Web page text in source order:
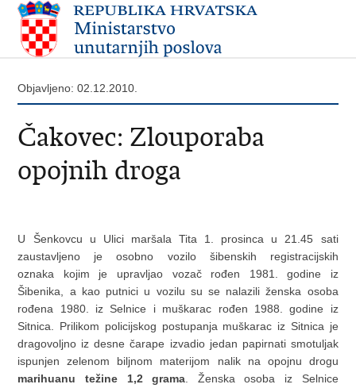
Objavljeno: 02.12.2010.
Čakovec: Zlouporaba
opojnih droga
U Šenkovcu u Ulici maršala Tita 1. prosinca u 21.45 sati
zaustavljeno je osobno vozilo šibenskih registracijskih
oznaka kojim je upravljao vozač rođen 1981. godine iz
Šibenika, a kao putnici u vozilu su se nalazili ženska osoba
rođena 1980. iz Selnice i muškarac rođen 1988. godine iz
Sitnica. Prilikom policijskog postupanja muškarac iz Sitnica je
dragovoljno iz desne čarape izvadio jedan papirnati smotuljak
ispunjen zelenom biljnom materijom nalik na opojnu drogu
marihuanu težine 1,2 grama . Ženska osoba iz Selnice